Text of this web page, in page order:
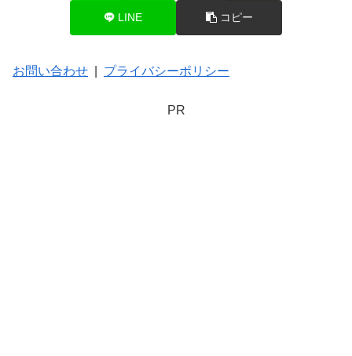
LINE コピー
お問い合わせ プライバシーポリシー
PR